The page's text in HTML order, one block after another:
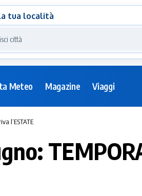
tua località
Meteo Magazine Viaggi
l’ESTATE